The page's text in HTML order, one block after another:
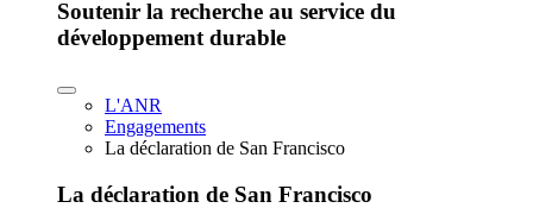
Soutenir la recherche au service du
développement durable
L'ANR
Engagements
La déclaration de San Francisco
La déclaration de San Francisco